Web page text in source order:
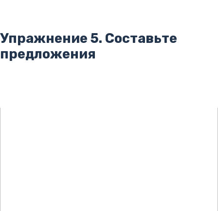
Упражнение 5. Составьте
предложения